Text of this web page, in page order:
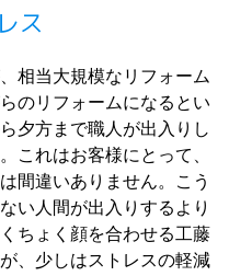
ス
相当大規模なリフォーム
のリフォームになるとい
夕方まで職人が出入りし
これはお客様にとって、
間違いありません。こう
い人間が出入りするより
ちょく顔を合わせる工藤
、少しはストレスの軽減